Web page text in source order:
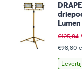
Lumen
€125,84
€98,80